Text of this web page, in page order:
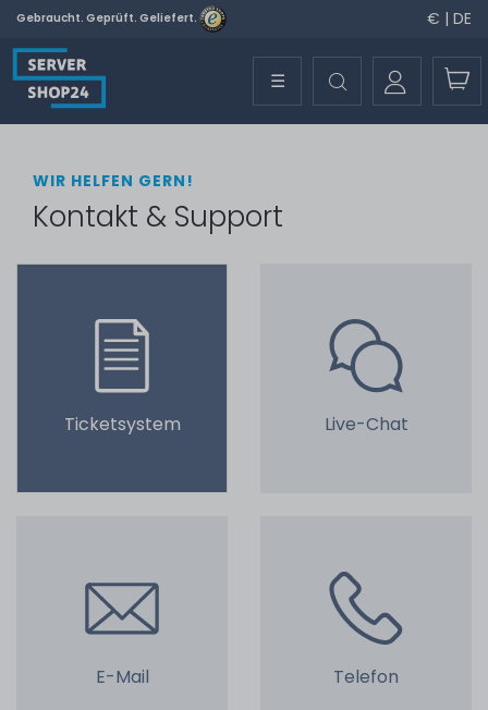
Gebraucht. Geprüft. Geliefert. € | DE
☰
WIR HELFEN GERN!
Kontakt & Support
Ticketsystem Live-Chat
E-Mail Telefon